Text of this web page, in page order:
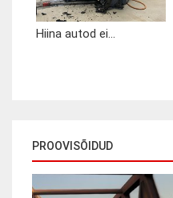
Hiina autod ei...
PROOVISÕIDUD